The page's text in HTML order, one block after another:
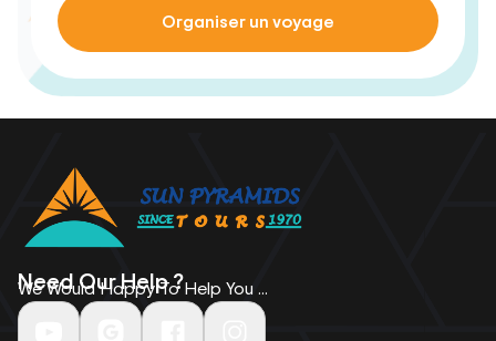
Organiser un voyage
Need Our Help ?
We Would Happy To Help You ...